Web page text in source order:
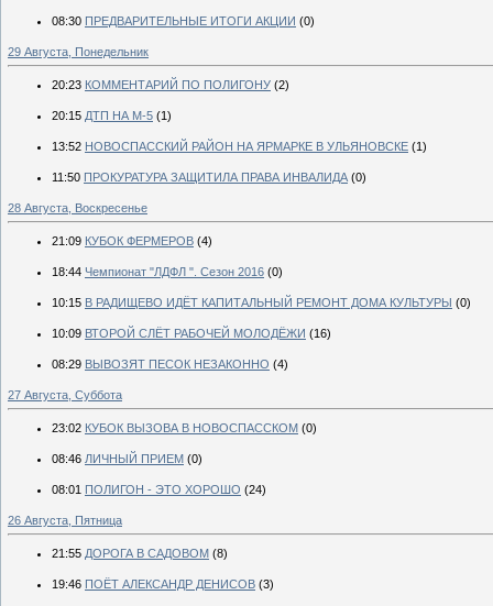
08:30 ПРЕДВАРИТЕЛЬНЫЕ ИТОГИ АКЦИИ (0)
29 Августа, Понедельник
20:23 КОММЕНТАРИЙ ПО ПОЛИГОНУ (2)
20:15 ДТП НА М-5 (1)
13:52 НОВОСПАССКИЙ РАЙОН НА ЯРМАРКЕ В УЛЬЯНОВСКЕ (1)
11:50 ПРОКУРАТУРА ЗАЩИТИЛА ПРАВА ИНВАЛИДА (0)
28 Августа, Воскресенье
21:09 КУБОК ФЕРМЕРОВ (4)
18:44 Чемпионат "ЛДФЛ ". Сезон 2016 (0)
10:15 В РАДИЩЕВО ИДЁТ КАПИТАЛЬНЫЙ РЕМОНТ ДОМА КУЛЬТУРЫ (0)
10:09 ВТОРОЙ СЛЁТ РАБОЧЕЙ МОЛОДЁЖИ (16)
08:29 ВЫВОЗЯТ ПЕСОК НЕЗАКОННО (4)
27 Августа, Суббота
23:02 КУБОК ВЫЗОВА В НОВОСПАССКОМ (0)
08:46 ЛИЧНЫЙ ПРИЕМ (0)
08:01 ПОЛИГОН - ЭТО ХОРОШО (24)
26 Августа, Пятница
21:55 ДОРОГА В САДОВОМ (8)
19:46 ПОЁТ АЛЕКСАНДР ДЕНИСОВ (3)